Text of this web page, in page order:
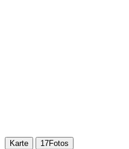
Karte 17Fotos